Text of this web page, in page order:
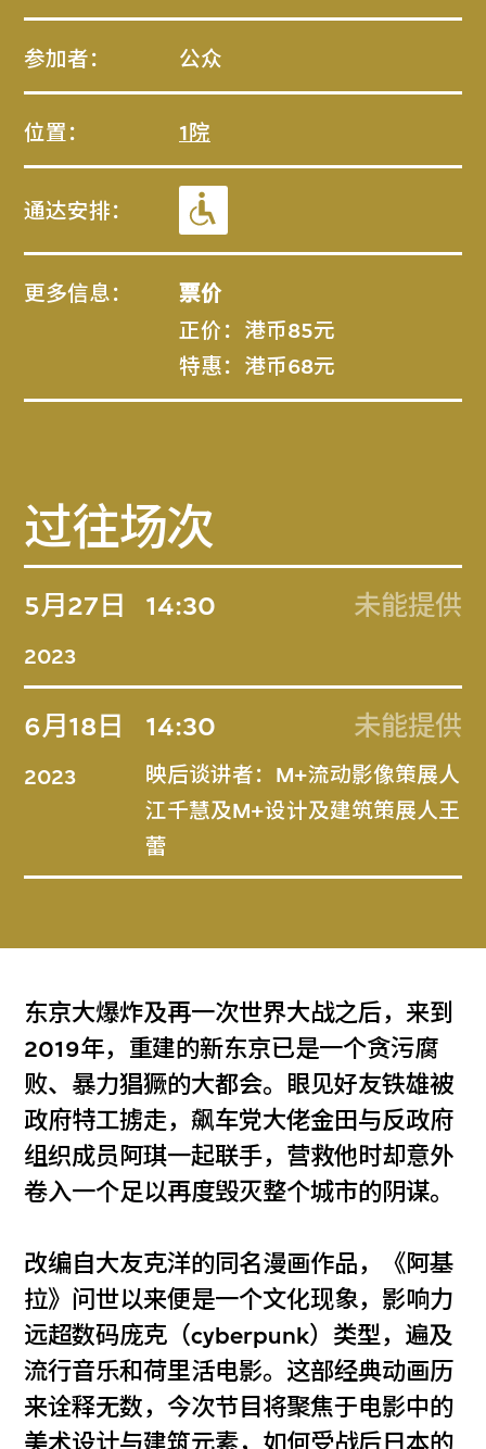
参加者： 公众
位置： 1院
通达安排：
更多信息： 票价
正价：港币85元
特惠：港币68元
过往场次
5月27日
2023
14:30 未能提供
6月18日
2023
14:30 未能提供
映后谈讲者：M+流动影像策展人
江千慧及M+设计及建筑策展人王
蕾
东京大爆炸及再一次世界大战之后，来到
2019年，重建的新东京已是一个贪污腐
败、暴力猖獗的大都会。眼见好友铁雄被
政府特工掳走，飙车党大佬金田与反政府
组织成员阿琪一起联手，营救他时却意外
卷入一个足以再度毁灭整个城市的阴谋。
改编自大友克洋的同名漫画作品，《阿基
拉》问世以来便是一个文化现象，影响力
远超数码庞克（cyberpunk）类型，遍及
流行音乐和荷里活电影。这部经典动画历
来诠释无数，今次节目将聚焦于电影中的
美术设计与建筑元素，如何受战后日本的